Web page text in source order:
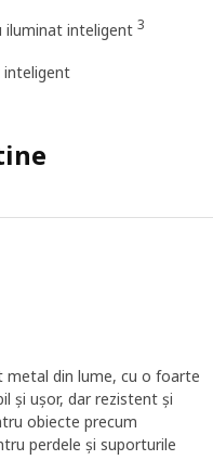
iluminat inteligent 3
inteligent
metal din lume, cu o foarte
și ușor, dar rezistent și
obiecte precum
perdele și suporturile